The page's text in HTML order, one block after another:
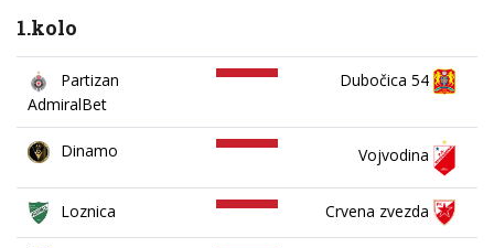
1.kolo
Partizan
AdmiralBet
Dubočica 54
Dinamo Vojvodina
Loznica Crvena zvezda